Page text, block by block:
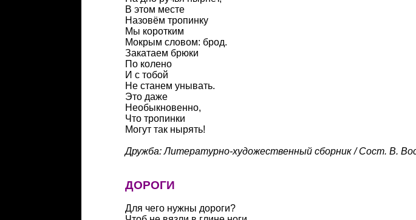
В этом месте
Назовём тропинку
Мы коротким
Мокрым словом: брод.
Закатаем брюки
По колено
И с тобой
Не станем унывать.
Это даже
Необыкновенно,
Что тропинки
Могут так нырять!
Дружба: Литературно-художественный сборник / Сост. В.
ДОРОГИ
Для чего нужны дороги?